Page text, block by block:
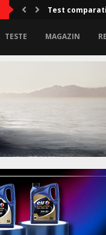
Test
TESTE MAGAZIN